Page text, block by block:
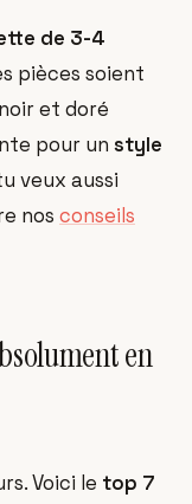
de 3-4
pièces soient
et doré
pour un style
veux aussi
nos conseils
en
Voici le top 7